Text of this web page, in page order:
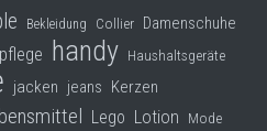
Bekleidung Collier Damenschuhe
handy Haushaltsgeräte
jacken jeans Kerzen
Lego Lotion Mode